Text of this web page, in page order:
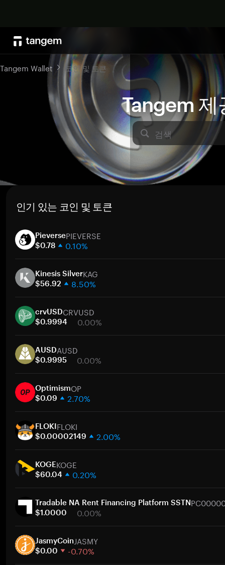
Tangem 제
검색
Tangem Wallet 코인 및 토큰
인기 있는 코인 및 토큰
PieversePIEVERSE
$0.78 0.10%
30일
시가총액
Kinesis SilverKAG
$56.92 8.50%
30일
시가총액
crvUSDCRVUSD
$0.9994 0.00%
30일
시가총액
AUSDAUSD
$0.9995 0.00%
30일
시가총액
OptimismOP
$0.09 2.70%
30일
시가총액
FLOKIFLOKI
$0.00002149 2.00%
30일
시가총액
KOGEKOGE
$60.04 0.20%
30일
시가총액
Tradable NA Rent Financing Platform SSTN
$1.0000 0.00%
30일
시가총액
JasmyCoinJASMY
$0.00 -0.70%